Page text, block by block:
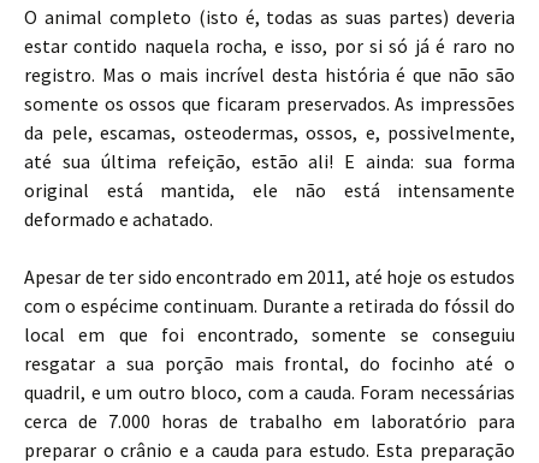
O animal completo (isto é, todas as suas partes) deveria
estar contido naquela rocha, e isso, por si só já é raro no
registro. Mas o mais incrível desta história é que não são
somente os ossos que ficaram preservados. As impressões
da pele, escamas, osteodermas, ossos, e, possivelmente,
até sua última refeição, estão ali! E ainda: sua forma
original está mantida, ele não está intensamente
deformado e achatado.
Apesar de ter sido encontrado em 2011, até hoje os estudos
com o espécime continuam. Durante a retirada do fóssil do
local em que foi encontrado, somente se conseguiu
resgatar a sua porção mais frontal, do focinho até o
quadril, e um outro bloco, com a cauda. Foram necessárias
cerca de 7.000 horas de trabalho em laboratório para
preparar o crânio e a cauda para estudo. Esta preparação